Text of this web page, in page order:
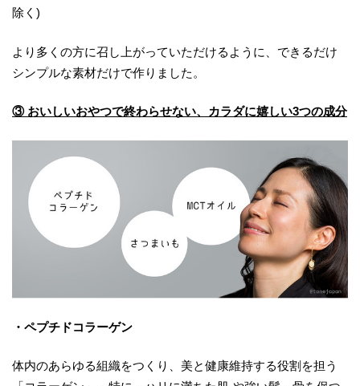
除く)
より多くの方に召し上がっていただけるように、できるだけ
シンプルな素材だけで作りました。
③ おいしいおやつで終わらせない、カラダに嬉しい3つの成分
・ペプチドコラーゲン
体内のあらゆる組織をつくり、美と健康維持する役割を担う